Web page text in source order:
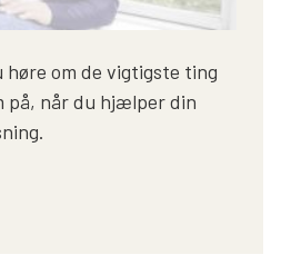
høre om de vigtigste ting
når du hjælper din